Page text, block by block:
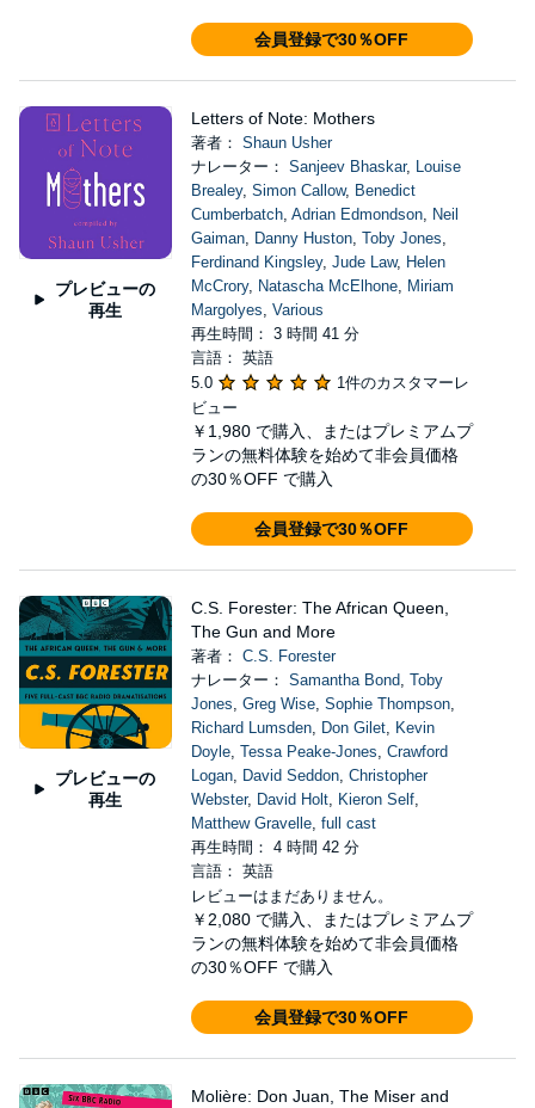
会員登録で30％OFF
プレビューの
再生
Letters of Note: Mothers
著者： Shaun Usher
ナレーター： Sanjeev Bhaskar,
Louise
Brealey, Simon Callow, Benedict
Cumberbatch, Adrian Edmondson,
Neil
Gaiman, Danny Huston, Toby Jones
Ferdinand Kingsley, Jude Law, Helen
McCrory, Natascha McElhone,
Miriam
Margolyes Various
再生時間： 3 時間 41 分
言語： 英語
5.0
1件のカスタマーレ
ビュー
￥1,980 で購入、またはプレミアムプ
ランの無料体験を始めて非会員価格
の30％OFF で購入
会員登録で30％OFF
プレビューの
再生
C.S. Forester: The African Queen,
The Gun and More
著者： C.S. Forester
ナレーター： Samantha Bond Toby
Jones Greg Wise, Sophie Thompson,
Richard Lumsden, Don Gilet,
Kevin
Doyle, Tessa Peake-Jones Crawford
Logan, David Seddon, Christopher
Webster, David Holt, Kieron Self,
Matthew Gravelle, full cast
再生時間： 4 時間 42 分
言語： 英語
レビューはまだありません。
￥2,080 で購入、またはプレミアムプ
ランの無料体験を始めて非会員価格
の30％OFF で購入
会員登録で30％OFF
Molière: Don Juan, The Miser and